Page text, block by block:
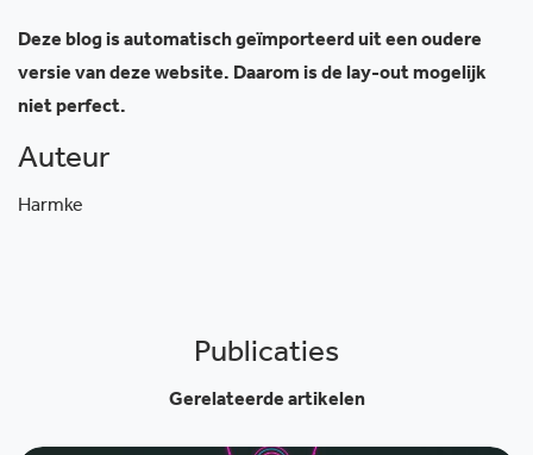
Deze blog is automatisch geïmporteerd uit een oudere
versie van deze website. Daarom is de lay-out mogelijk
niet perfect.
Auteur
Harmke
Publicaties
Gerelateerde artikelen